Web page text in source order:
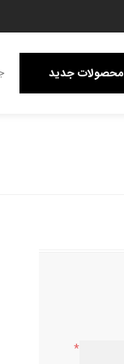
محصولات جدید
*